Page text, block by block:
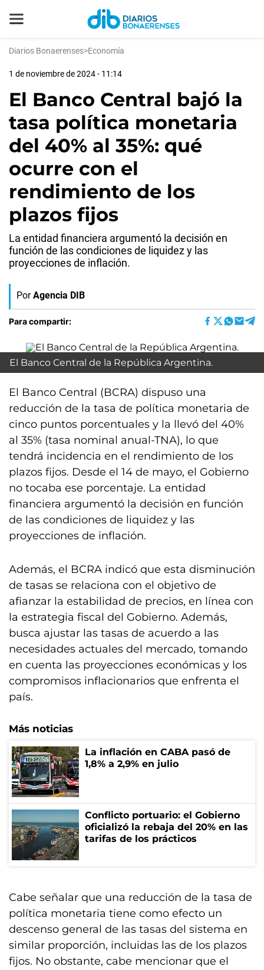
Diarios Bonaerenses>Economía
1 de noviembre de 2024 - 11:14
El Banco Central bajó la
tasa política monetaria
del 40% al 35%: qué
ocurre con el
rendimiento de los
plazos fijos
La entidad financiera argumentó la decisión en
función de las condiciones de liquidez y las
proyecciones de inflación.
Por Agencia DIB
Para compartir:
El Banco Central de la República Argentina.
El Banco Central (BCRA) dispuso una
reducción de la tasa de política monetaria de
cinco puntos porcentuales y la llevó del 40%
al 35% (tasa nominal anual-TNA), lo que
tendrá incidencia en el rendimiento de los
plazos fijos. Desde el 14 de mayo, el Gobierno
no tocaba ese porcentaje. La entidad
financiera argumentó la decisión en función
de las condiciones de liquidez y las
proyecciones de inflación.
Además, el BCRA indicó que esta disminución
de tasas se relaciona con el objetivo de
afianzar la estabilidad de precios, en línea con
la estrategia fiscal del Gobierno. Además,
busca ajustar las tasas de acuerdo a las
necesidades actuales del mercado, tomando
en cuenta las proyecciones económicas y los
compromisos inflacionarios que enfrenta el
país.
Más noticias
La inflación en CABA pasó de
1,8% a 2,9% en julio
Conflicto portuario: el Gobierno
oficializó la rebaja del 20% en las
tarifas de los prácticos
Cabe señalar que una reducción de la tasa de
política monetaria tiene como efecto un
descenso general de las tasas del sistema en
similar proporción, incluidas las de los plazos
fijos. No obstante, cabe mencionar que el